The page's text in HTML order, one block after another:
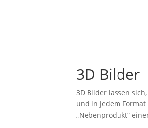
3D Bilder
3D Bilder lassen
und in jedem
„Nebenprodukt“